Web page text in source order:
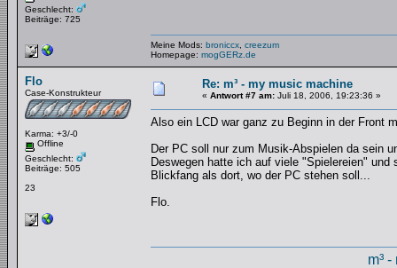
Geschlecht:
Beiträge: 725
Meine Mods: broniccx creezum
Homepage: mogGERz.de
Flo
Case-Konstrukteur
Karma: +3/-0
Offline
Geschlecht:
Beiträge: 505
23
Re: m³ - my music machine
« Antwort #7 am: Juli 18, 2006, 19:23:36 »
Also ein LCD war ganz zu Beginn in der Front
Der PC soll nur zum Musik-Abspielen da sein
Deswegen hatte ich auf viele "Spielereien"
Blickfang als dort, wo der PC stehen soll...
Flo.
m³